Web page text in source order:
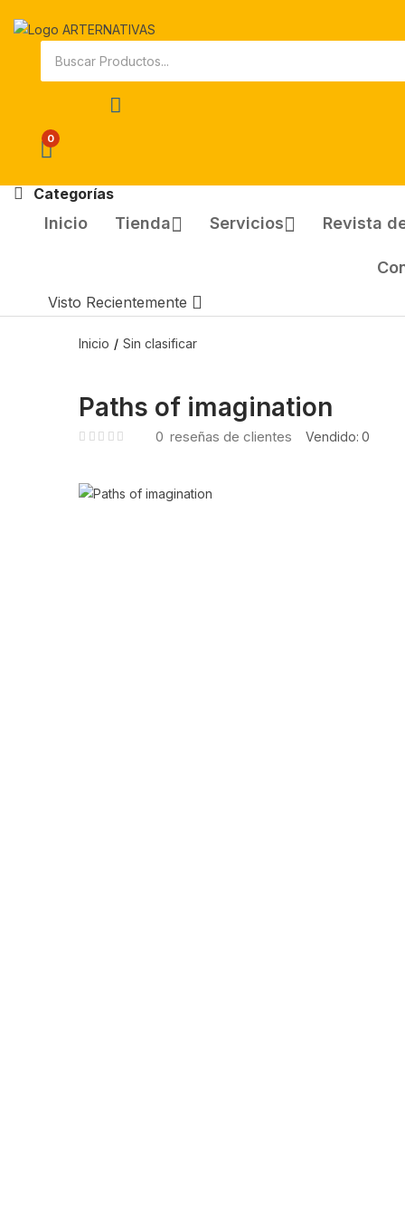
0
Categorías
Inicio Tienda Servicios Revista
Visto Recientemente
Inicio Sin clasificar
Paths of imagination
0 reseñas de clientes Vendido: 0